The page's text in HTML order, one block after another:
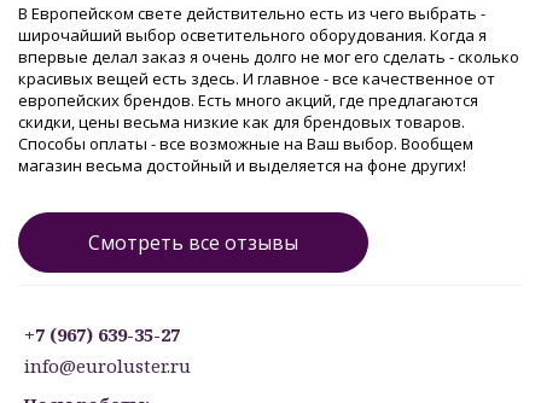
В Европейском свете действительно есть из чего выбрать -
широчайший выбор осветительного оборудования. Когда я
впервые делал заказ я очень долго не мог его сделать - сколько
красивых вещей есть здесь. И главное - все качественное от
европейских брендов. Есть много акций, где предлагаются
скидки, цены весьма низкие как для брендовых товаров.
Способы оплаты - все возможные на Ваш выбор. Вообщем
магазин весьма достойный и выделяется на фоне других!
Смотреть все отзывы
+7 (967) 639-35-27
info@euroluster.ru